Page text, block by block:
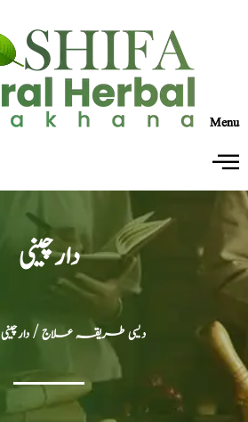
Menu
دارچینی
دیسی طریقہ علاج/ دارچینی